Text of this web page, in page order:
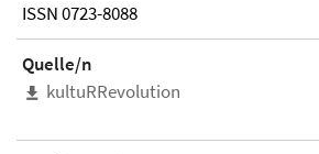
ISSN 0723-8088
Quelle/n
kultuRRevolution